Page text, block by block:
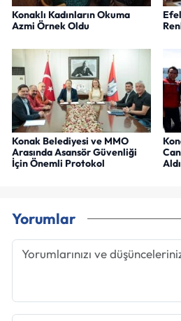
Konaklı Kadınların Okuma
Azmi Örnek Oldu
Konak Belediyesi ve MMO
Arasında Asansör Güvenliği
İçin Önemli Protokol
Aldı
Yorumlar